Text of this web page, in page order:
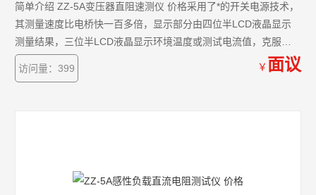
简单介绍 ZZ-5A变压器直阻速测仪 价格采用了*的开关电源技术，
其测量速度比电桥快一百多倍，显示部分由四位半LCD液晶显示
测量结果，三位半LCD液晶显示环境温度或测试电流值，克服了
其它同类产品由LED显示值在阳光下不便读数的缺点，同时具备了
自动消弧功能。该直流电阻快速测试仪具有测速快、精度高、显
访问量：399 ￥ 面议